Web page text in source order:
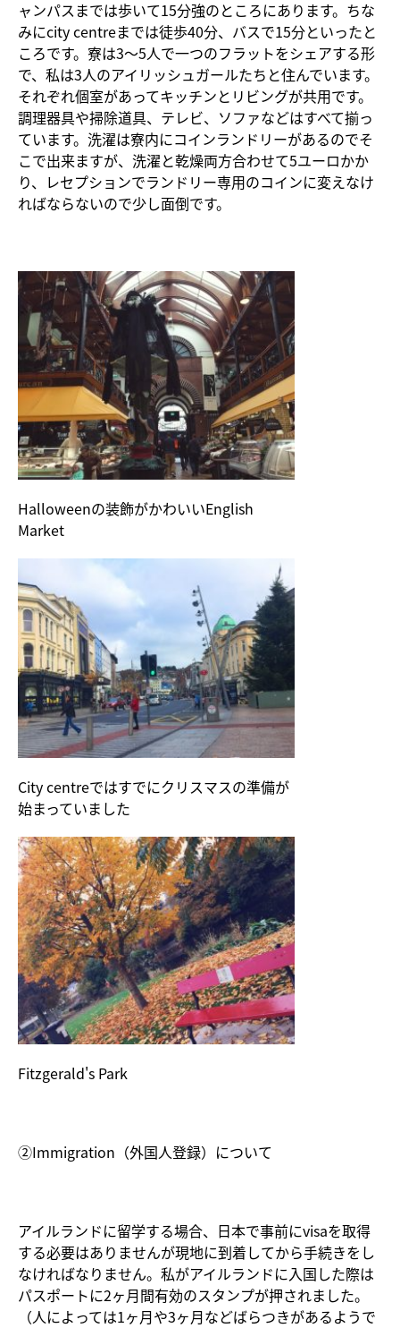
ャンパスまでは歩いて15分強のところにあります。ちな
みにcity centreまでは徒歩40分、バスで15分といったと
ころです。寮は3～5人で一つのフラットをシェアする形
で、私は3人のアイリッシュガールたちと住んでいます。
それぞれ個室があってキッチンとリビングが共用です。
調理器具や掃除道具、テレビ、ソファなどはすべて揃っ
ています。洗濯は寮内にコインランドリーがあるのでそ
こで出来ますが、洗濯と乾燥両方合わせて5ユーロかか
り、レセプションでランドリー専用のコインに変えなけ
ればならないので少し面倒です。
Halloweenの装飾がかわいいEnglish
Market
City centreではすでにクリスマスの準備が
始まっていました
Fitzgerald's Park
②Immigration（外国人登録）について
アイルランドに留学する場合、日本で事前にvisaを取得
する必要はありませんが現地に到着してから手続きをし
なければなりません。私がアイルランドに入国した際は
パスポートに2ヶ月間有効のスタンプが押されました。
（人によっては1ヶ月や3ヶ月などばらつきがあるようで